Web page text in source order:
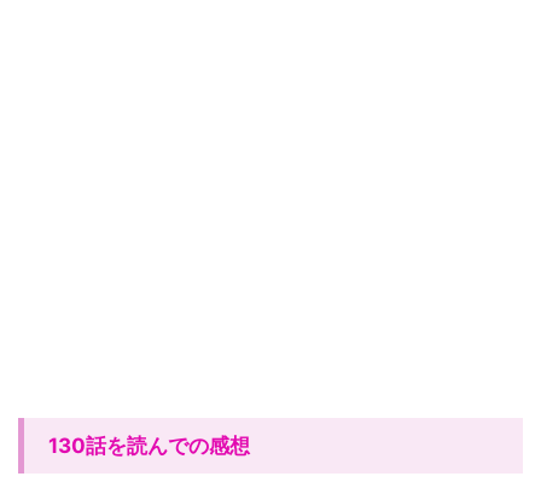
130話を読んでの感想